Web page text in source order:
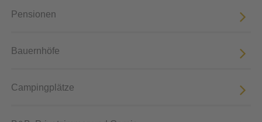
Pensionen
Bauernhöfe
Campingplätze